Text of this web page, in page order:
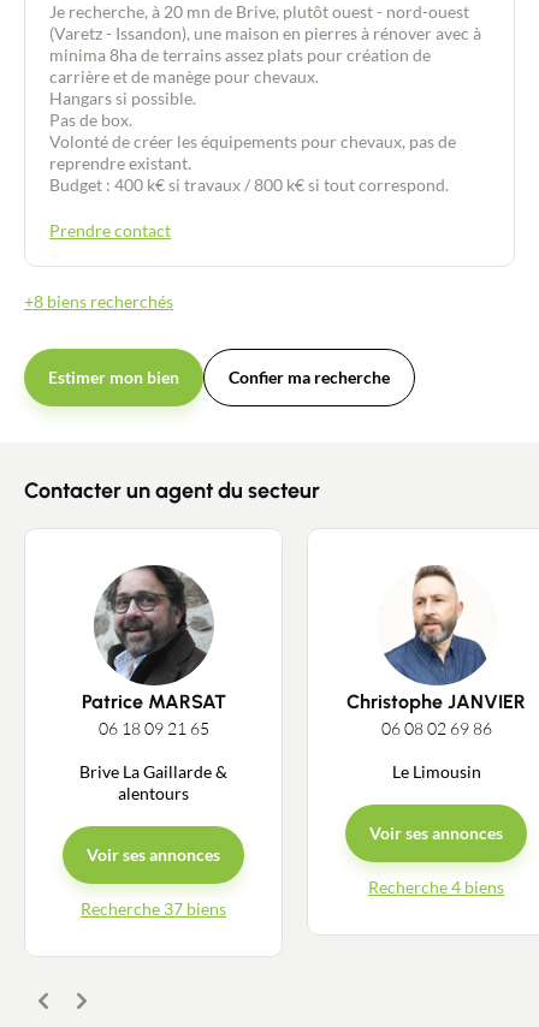
Je recherche, à 20 mn de Brive, plutôt ouest - nord-ouest
(Varetz - Issandon), une maison en pierres à rénover avec à
minima 8ha de terrains assez plats pour création de
carrière et de manège pour chevaux.
Hangars si possible.
Pas de box.
Volonté de créer les équipements pour chevaux, pas de
reprendre existant.
Budget : 400 k€ si travaux / 800 k€ si tout correspond.
Prendre contact
+8 biens recherchés
Estimer mon bien Confier ma recherche
Contacter un agent du secteur
Patrice MARSAT
06 18 09 21 65
Brive La Gaillarde &
alentours
Voir ses annonces
Recherche 37 biens
Christophe JANVIER
06 08 02 69 86
Le Limousin
Voir ses annonces
Recherche 4 biens
Précédent
Suivant